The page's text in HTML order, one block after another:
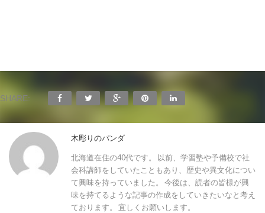
SHARE:
木彫りのパンダ
北海道在住の40代です。 以前、学習塾や予備校で社
会科講師をしていたこともあり、歴史や異文化につい
て興味を持っていました。 今後は、読者の皆様が興
味を持てるような記事の作成をしていきたいなと考え
ております。 宜しくお願いします。